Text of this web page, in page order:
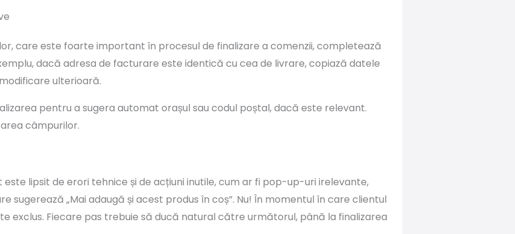
care este foarte important în procesul de finalizare a comenzii, completează
dacă adresa de facturare este identică cu cea de livrare, copiază datele
ulterioară.
pentru a sugera automat orașul sau codul poștal, dacă este relevant.
câmpurilor.
lipsit de erori tehnice și de acțiuni inutile, cum ar fi pop-up-uri irelevante,
sugerează „Mai adaugă și acest produs în coș”. Nu! În momentul în care clientul
exclus. Fiecare pas trebuie să ducă natural către următorul, până la finalizarea